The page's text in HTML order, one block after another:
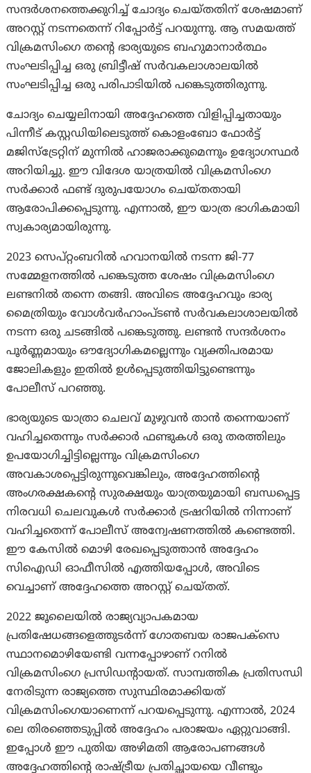
സന്ദർശനത്തെക്കുറിച്ച് ചോദ്യം ചെയ്തതിന് ശേഷമാണ്
അറസ്റ്റ് നടന്നതെന്ന് റിപ്പോർട്ട് പറയുന്നു. ആ സമയത്ത്
വിക്രമസിംഗെ തന്റെ ഭാര്യയുടെ ബഹുമാനാർത്ഥം
സംഘടിപ്പിച്ച ഒരു ബ്രിട്ടീഷ് സർവകലാശാലയിൽ
സംഘടിപ്പിച്ച ഒരു പരിപാടിയിൽ പങ്കെടുത്തിരുന്നു.
ചോദ്യം ചെയ്യലിനായി അദ്ദേഹത്തെ വിളിപ്പിച്ചതായും
പിന്നീട് കസ്റ്റഡിയിലെടുത്ത് കൊളംബോ ഫോർട്ട്
മജിസ്‌ട്രേറ്റിന് മുന്നിൽ ഹാജരാക്കുമെന്നും ഉദ്യോഗസ്ഥർ
അറിയിച്ചു. ഈ വിദേശ യാത്രയിൽ വിക്രമസിംഗെ
സർക്കാർ ഫണ്ട് ദുരുപയോഗം ചെയ്തതായി
ആരോപിക്കപ്പെടുന്നു. എന്നാല്‍, ഈ യാത്ര ഭാഗികമായി
സ്വകാര്യമായിരുന്നു.
2023 സെപ്റ്റംബറിൽ ഹവാനയിൽ നടന്ന ജി-77
സമ്മേളനത്തിൽ പങ്കെടുത്ത ശേഷം വിക്രമസിംഗെ
ലണ്ടനിൽ തന്നെ തങ്ങി. അവിടെ അദ്ദേഹവും ഭാര്യ
മൈത്രിയും വോൾവർഹാംപ്ടൺ സർവകലാശാലയിൽ
നടന്ന ഒരു ചടങ്ങിൽ പങ്കെടുത്തു. ലണ്ടൻ സന്ദർശനം
പൂർണ്ണമായും ഔദ്യോഗികമല്ലെന്നും വ്യക്തിപരമായ
ജോലികളും ഇതിൽ ഉൾപ്പെടുത്തിയിട്ടുണ്ടെന്നും
പോലീസ് പറഞ്ഞു.
ഭാര്യയുടെ യാത്രാ ചെലവ് മുഴുവൻ താൻ തന്നെയാണ്
വഹിച്ചതെന്നും സർക്കാർ ഫണ്ടുകൾ ഒരു തരത്തിലും
ഉപയോഗിച്ചിട്ടില്ലെന്നും വിക്രമസിംഗെ
അവകാശപ്പെട്ടിരുന്നുവെങ്കിലും, അദ്ദേഹത്തിന്റെ
അംഗരക്ഷകന്റെ സുരക്ഷയും യാത്രയുമായി ബന്ധപ്പെട്ട
നിരവധി ചെലവുകൾ സർക്കാർ ട്രഷറിയിൽ നിന്നാണ്
വഹിച്ചതെന്ന് പോലീസ് അന്വേഷണത്തിൽ കണ്ടെത്തി.
ഈ കേസിൽ മൊഴി രേഖപ്പെടുത്താൻ അദ്ദേഹം
സിഐഡി ഓഫീസിൽ എത്തിയപ്പോൾ, അവിടെ
വെച്ചാണ് അദ്ദേഹത്തെ അറസ്റ്റ് ചെയ്തത്.
2022 ജൂലൈയിൽ രാജ്യവ്യാപകമായ
പ്രതിഷേധങ്ങളെത്തുടർന്ന് ഗോതബയ രാജപക്‌സെ
സ്ഥാനമൊഴിയേണ്ടി വന്നപ്പോഴാണ് റനിൽ
വിക്രമസിംഗെ പ്രസിഡന്റായത്. സാമ്പത്തിക പ്രതിസന്ധി
നേരിടുന്ന രാജ്യത്തെ സുസ്ഥിരമാക്കിയത്
വിക്രമസിംഗെയാണെന്ന് പറയപ്പെടുന്നു. എന്നാൽ, 2024
ലെ തിരഞ്ഞെടുപ്പിൽ അദ്ദേഹം പരാജയം ഏറ്റുവാങ്ങി.
ഇപ്പോൾ ഈ പുതിയ അഴിമതി ആരോപണങ്ങൾ
അദ്ദേഹത്തിന്റെ രാഷ്ട്രീയ പ്രതിച്ഛായയെ വീണ്ടും